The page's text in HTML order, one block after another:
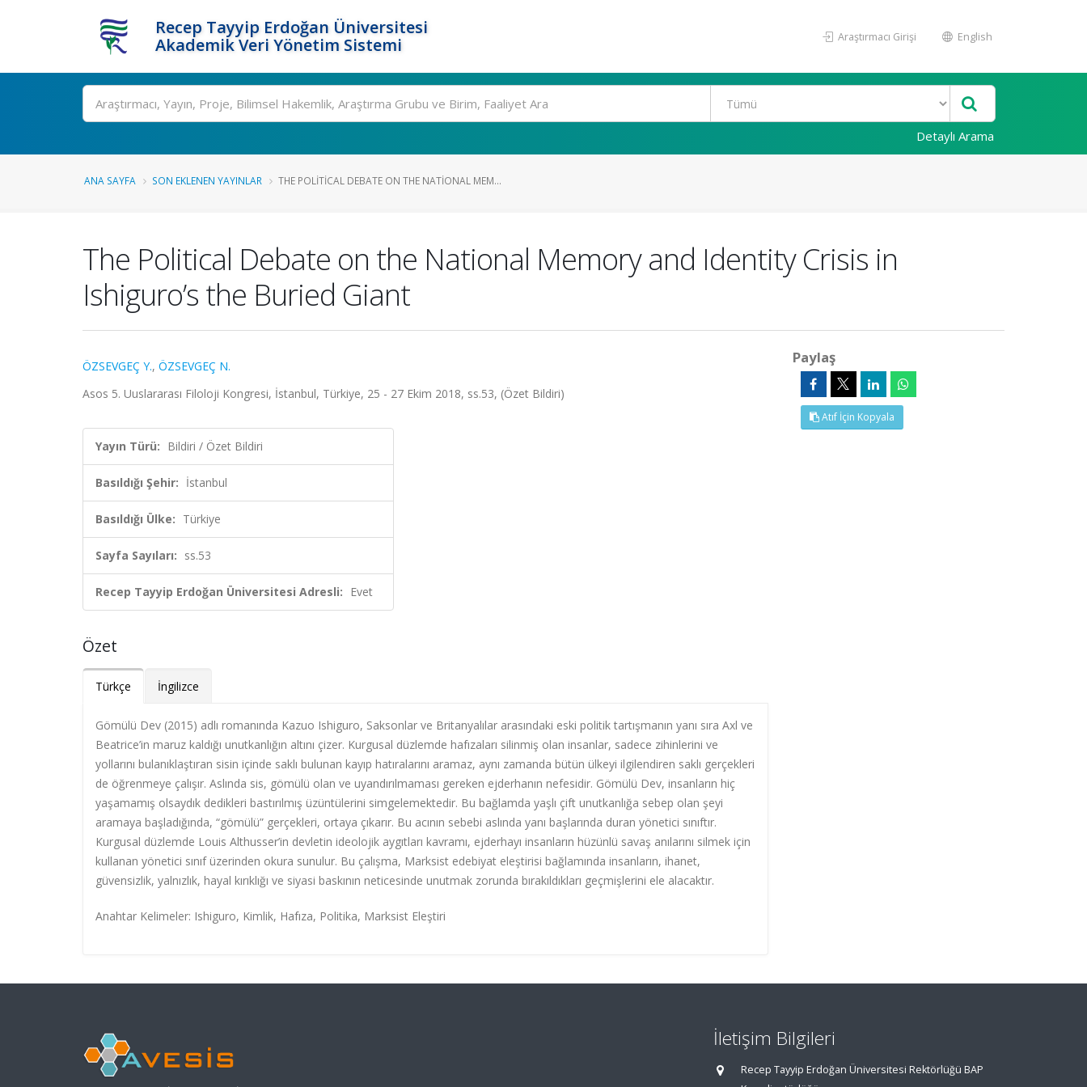
Recep Tayyip Erdoğan Üniversitesi
Akademik Veri Yönetim Sistemi
Araştırmacı Girişi English
Ara
Detaylı Arama
ANA SAYFA SON EKLENEN YAYINLAR THE POLITICAL DEBATE ON THE NATIONAL MEM...
The Political Debate on the National Memory and Identity Crisis in
Ishiguro’s the Buried Giant
ÖZSEVGEÇ Y., ÖZSEVGEÇ N.
Asos 5. Uuslararası Filoloji Kongresi, İstanbul, Türkiye, 25 - 27 Ekim 2018, ss.53, (Özet Bildiri)
Yayın Türü: Bildiri / Özet Bildiri
Basıldığı Şehir: İstanbul
Basıldığı Ülke: Türkiye
Sayfa Sayıları: ss.53
Recep Tayyip Erdoğan Üniversitesi Adresli: Evet
Özet
Türkçe İngilizce
Gömülü Dev (2015) adlı romanında Kazuo Ishiguro, Saksonlar ve Britanyalılar arasındaki eski politik tartışmanın yanı sıra Axl ve
Beatrice’in maruz kaldığı unutkanlığın altını çizer. Kurgusal düzlemde hafızaları silinmiş olan insanlar, sadece zihinlerini ve
yollarını bulanıklaştıran sisin içinde saklı bulunan kayıp hatıralarını aramaz, aynı zamanda bütün ülkeyi ilgilendiren saklı gerçekleri
de öğrenmeye çalışır. Aslında sis, gömülü olan ve uyandırılmaması gereken ejderhanın nefesidir. Gömülü Dev, insanların hiç
yaşamamış olsaydık dedikleri bastırılmış üzüntülerini simgelemektedir. Bu bağlamda yaşlı çift unutkanlığa sebep olan şeyi
aramaya başladığında, “gömülü” gerçekleri, ortaya çıkarır. Bu acının sebebi aslında yanı başlarında duran yönetici sınıftır.
Kurgusal düzlemde Louis Althusser’in devletin ideolojik aygıtları kavramı, ejderhayı insanların hüzünlü savaş anılarını silmek için
kullanan yönetici sınıf üzerinden okura sunulur. Bu çalışma, Marksist edebiyat eleştirisi bağlamında insanların, ihanet,
güvensizlik, yalnızlık, hayal kırıklığı ve siyasi baskının neticesinde unutmak zorunda bırakıldıkları geçmişlerini ele alacaktır.
Anahtar Kelimeler: Ishiguro, Kimlik, Hafıza, Politika, Marksist Eleştiri
Paylaş
Atıf İçin Kopyala
İletişim Bilgileri
Recep Tayyip Erdoğan Üniversitesi Rektörlüğü BAP